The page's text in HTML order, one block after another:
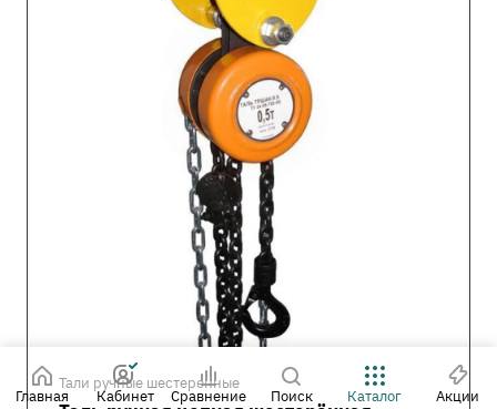
Тали ручные шестеренные
Главная Кабинет Сравнение Поиск Каталог Акции